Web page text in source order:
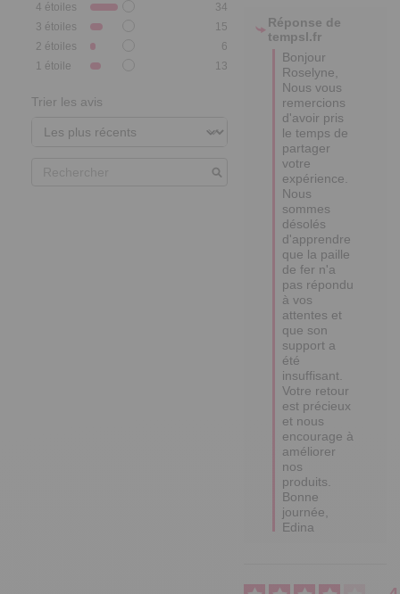
4 étoiles
34
3 étoiles
15
2 étoiles
6
1 étoile 13
Trier les avis
Réponse de
tempsl.fr
Bonjour
Roselyne,
Nous vous
remercions
d'avoir pris
le temps de
partager
votre
expérience.
Nous
sommes
désolés
d'apprendre
que la paille
de fer n'a
pas répondu
à vos
attentes et
que son
support a
été
insuffisant.
Votre retour
est précieux
et nous
encourage à
améliorer
nos
produits.
Bonne
journée,
Edina